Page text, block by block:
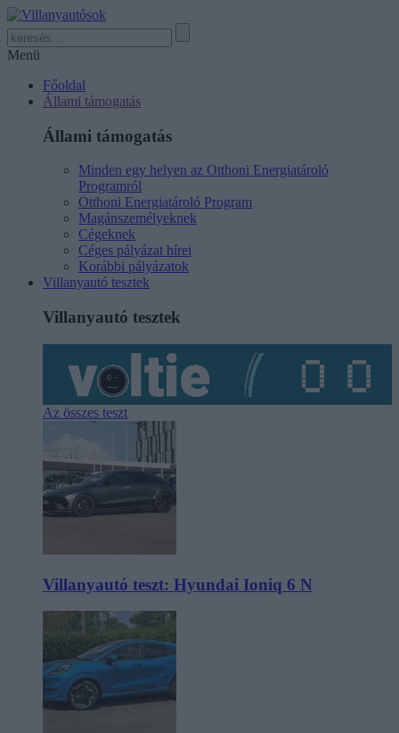
Menü
Főoldal
Állami támogatás
Állami támogatás
Minden egy helyen az Otthoni Energiatároló
Programról
Otthoni Energiatároló Program
Magánszemélyeknek
Cégeknek
Céges pályázat hírei
Korábbi pályázatok
Villanyautó tesztek
Villanyautó tesztek
Az összes teszt
Villanyautó teszt: Hyundai Ioniq 6 N